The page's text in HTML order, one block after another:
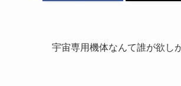
宇宙専用機体なんて誰が欲し